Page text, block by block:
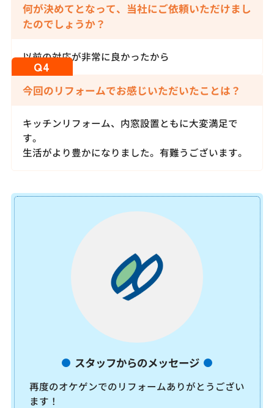
何が決めてとなって、当社にご依頼いただけまし
たのでしょうか？
以前の対応が非常に良かったから
今回のリフォームでお感じいただいたことは？
キッチンリフォーム、内窓設置ともに大変満足で
す。
生活がより豊かになりました。有難うございます。
スタッフからのメッセージ
再度のオケゲンでのリフォームありがとうござい
ます！